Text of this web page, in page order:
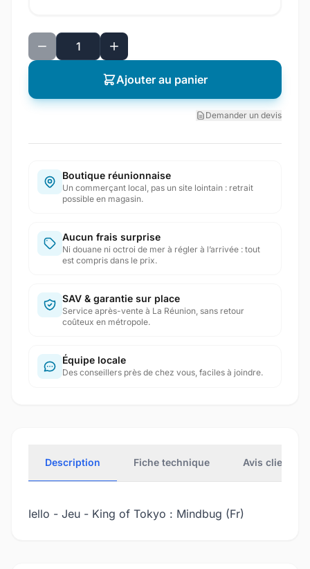
Ajouter au panier
Demander un devis
Boutique réunionnaise
Un commerçant local, pas un site lointain : retrait
possible en magasin.
Aucun frais surprise
Ni douane ni octroi de mer à régler à l’arrivée : tout
est compris dans le prix.
SAV & garantie sur place
Service après-vente à La Réunion, sans retour
coûteux en métropole.
Équipe locale
Des conseillers près de chez vous, faciles à joindre.
Description Fiche technique Avis clients
Iello - Jeu - King of Tokyo : Mindbug (Fr)